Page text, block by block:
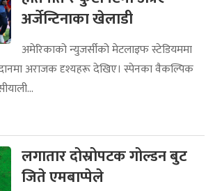
अर्जेन्टिनाका खेलाडी
अमेरिकाको न्युजर्सीको मेटलाइफ स्टेडियममा
अराजक दृश्यहरू देखिए। स्पेनका वैकल्पिक
लगातार दोस्रोपटक गोल्डन बुट
जिते एमबाप्पेले